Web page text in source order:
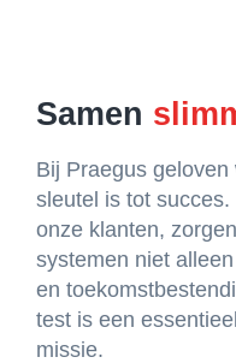
Samen
Bij Praegus
sleutel is tot
onze klanten,
systemen niet
en
test is een
missie.